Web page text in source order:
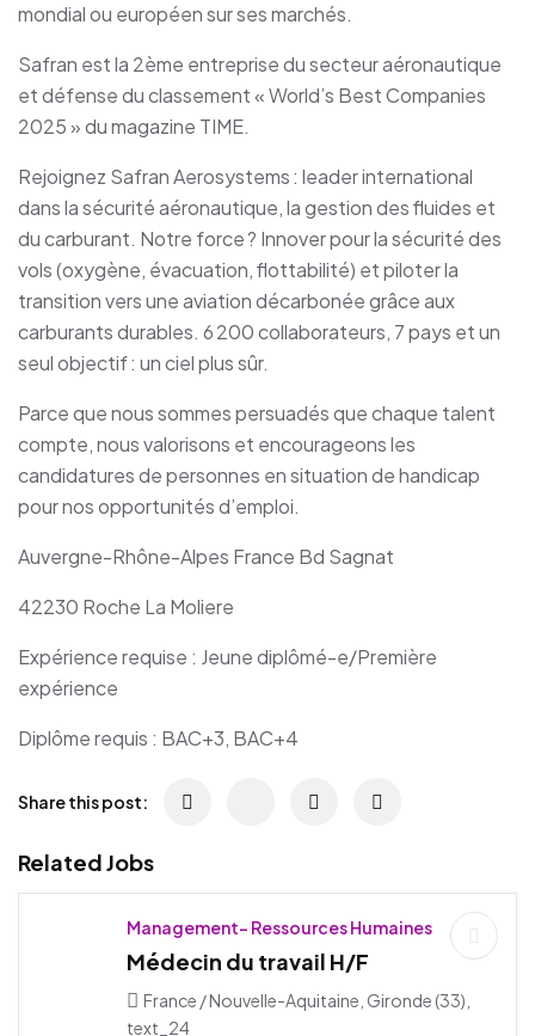
mondial ou européen sur ses marchés.
Safran est la 2ème entreprise du secteur aéronautique
et défense du classement « World’s Best Companies
2025 » du magazine TIME.
Rejoignez Safran Aerosystems : leader international
dans la sécurité aéronautique, la gestion des fluides et
du carburant. Notre force ? Innover pour la sécurité des
vols (oxygène, évacuation, flottabilité) et piloter la
transition vers une aviation décarbonée grâce aux
carburants durables. 6 200 collaborateurs, 7 pays et un
seul objectif : un ciel plus sûr.
Parce que nous sommes persuadés que chaque talent
compte, nous valorisons et encourageons les
candidatures de personnes en situation de handicap
pour nos opportunités d’emploi.
Auvergne-Rhône-Alpes France Bd Sagnat
42230 Roche La Moliere
Expérience requise : Jeune diplômé-e/Première
expérience
Diplôme requis : BAC+3, BAC+4
Share this post:
Related Jobs
Management- Ressources Humaines
Médecin du travail H/F
France / Nouvelle-Aquitaine, Gironde (33),
text_24